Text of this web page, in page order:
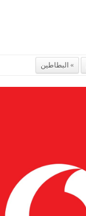
البطاطين